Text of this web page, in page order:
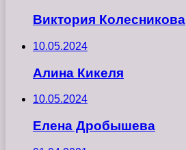
Виктория Колесникова
10.05.2024
Алина Кикеля
10.05.2024
Елена Дробышева